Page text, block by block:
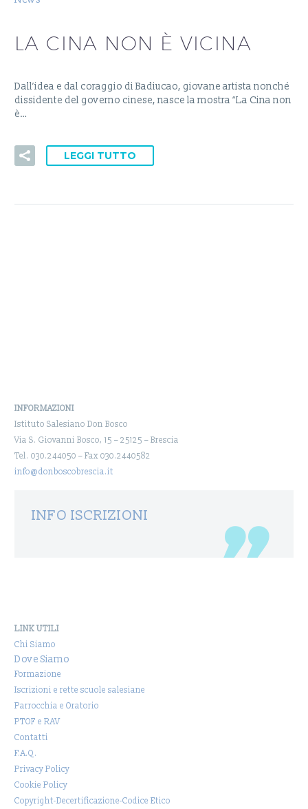
LA CINA NON È VICINA
Dall’idea e dal coraggio di Badiucao, giovane artista nonché
dissidente del governo cinese, nasce la mostra “La Cina non
è…
LEGGI TUTTO
INFORMAZIONI
Istituto Salesiano Don Bosco
Via S. Giovanni Bosco, 15 – 25125 – Brescia
Tel. 030.244050 – Fax 030.2440582
info@donboscobrescia.it
INFO ISCRIZIONI
LINK UTILI
Chi Siamo
Dove Siamo
Formazione
Iscrizioni e rette scuole salesiane
Parrocchia e Oratorio
PTOF e RAV
Contatti
F.A.Q.
Privacy Policy
Cookie Policy
Copyright-Decertificazione-Codice Etico